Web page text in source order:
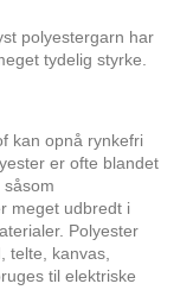
polyestergarn har
tydelig styrke.
kan opnå rynkefri
er ofte blandet
meget udbredt i
Polyester
telte, kanvas,
til elektriske